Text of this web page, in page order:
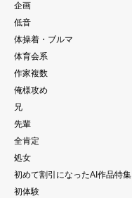
企画
低音
体操着・ブルマ
体育会系
作家複数
俺様攻め
兄
先輩
全肯定
処女
初めて割引になったAI作品特集
初体験